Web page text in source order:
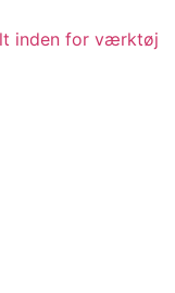
inden for værktøj